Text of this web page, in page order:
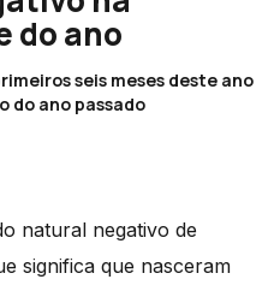
do ano
seis meses deste ano
do ano passado
natural negativo de
significa que nasceram